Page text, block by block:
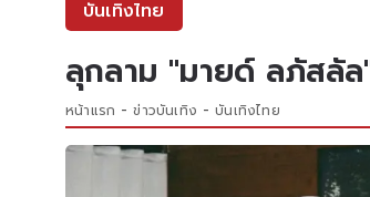
บันเทิงไทย
ลุกลาม "มายด์ ลภัสลั
หน้าแรก ข่าวบันเทิง บันเทิงไทย